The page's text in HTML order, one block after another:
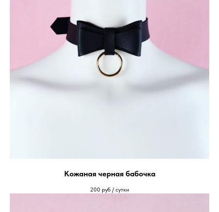
Кожаная черная бабочка
200 руб / сутки